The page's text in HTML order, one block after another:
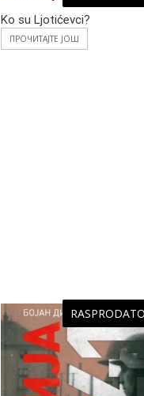
Ko su Ljotićevci?
ПРОЧИТАЈТЕ ЈОШ
RASPRODATO